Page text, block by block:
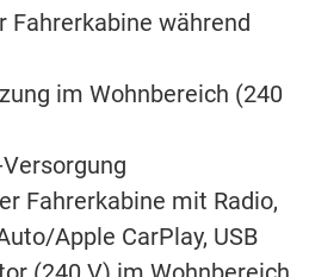
Fahrerkabine während
im Wohnbereich (240
Fahrerkabine mit Radio,
Apple CarPlay, USB